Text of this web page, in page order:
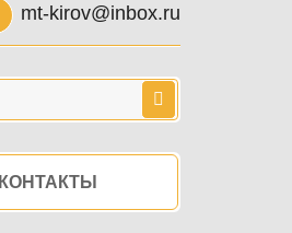
mt-kirov@inbox.ru
КОНТАКТЫ